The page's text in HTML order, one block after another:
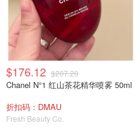
$176.12 $207.20
Chanel N°1 红山茶花精华喷雾 50ml
折扣码：DMAU
Fresh Beauty Co.